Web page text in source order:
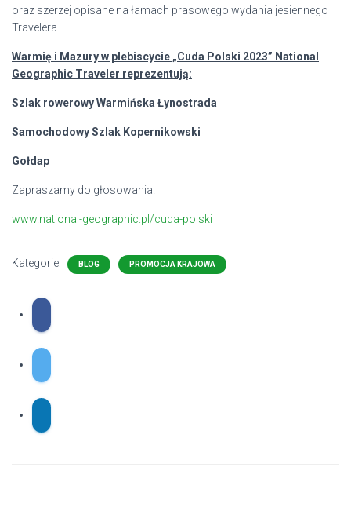
oraz szerzej opisane na łamach prasowego wydania jesiennego
Travelera.
Warmię i Mazury w plebiscycie „Cuda Polski 2023” National
Geographic Traveler reprezentują:
Szlak rowerowy Warmińska Łynostrada
Samochodowy Szlak Kopernikowski
Gołdap
Zapraszamy do głosowania!
www.national-geographic.pl/cuda-polski
Kategorie: BLOG PROMOCJA KRAJOWA